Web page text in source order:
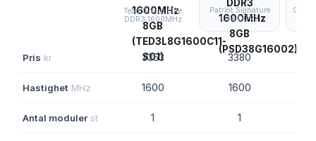
TeamGroup Elite
DDR3 1600MHz
Patriot Signature
Line DDR3
Pris kr 3353 3380
Hastighet MHz 1600 1600
Antal moduler st 1 1